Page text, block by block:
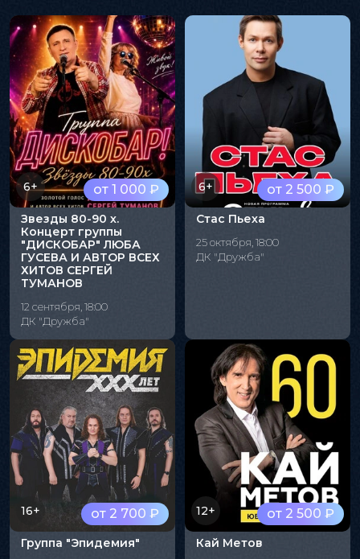
от 1 000 ₽
6+
Звезды 80-90 х.
Концерт группы
"ДИСКОБАР" ЛЮБА
ГУСЕВА И АВТОР ВСЕХ
ХИТОВ СЕРГЕЙ
ТУМАНОВ
12 сентября, 18:00
ДК "Дружба"
от 2 500 ₽
6+
Стас Пьеха
25 октября, 18:00
ДК "Дружба"
от 2 700 ₽
16+
Группа "Эпидемия"
от 2 500 ₽
12+
Кай Метов